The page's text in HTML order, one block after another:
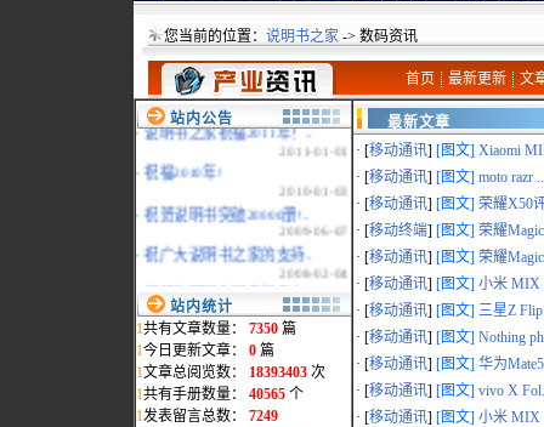
您当前的位置： 说明书之家 -> 数码资讯
首页 最新更新 文
站内公告
·说明书之家祝福2011年！..
2011-01-01
·祝福2010年!
2010-01-03
·祝贺说明书突破20000册!..
2009-06-07
祝广大说明书之家的支持..
2008-02-04
祝贺淘团网淘团专版发布..
2007-10-19
·www.myreadme.com新域名..
·本站统一采用www.mydigi..
2007-02-15
· 地震影响，部分页面打开..
站内统计
1共有文章数量： 7350 篇
1今日更新文章： 0 篇
1文章总阅览数： 18393403 次
1共有手册数量： 40565 个
1发表留言总数： 7249
最新文章
· [移动通讯] [图文] Xiaomi
· [移动通讯] [图文] moto razr ..
· [移动通讯] [图文] 荣耀X50
· [移动终端] [图文] 荣耀
· [移动通讯] [图文] 荣耀
· [移动通讯] [图文] 小米 MIX
· [移动通讯] [图文] 三星Z
· [移动通讯] [图文] Nothing
· [移动通讯] [图文] 华为
· [移动通讯] [图文] vivo X
· [移动通讯] [图文] 小米 MIX